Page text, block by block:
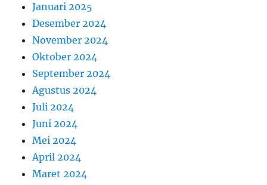
Januari 2025
Desember 2024
November 2024
Oktober 2024
September 2024
Agustus 2024
Juli 2024
Juni 2024
Mei 2024
April 2024
Maret 2024